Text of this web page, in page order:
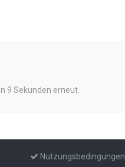
9 Sekunden erneut.
Nutzungsbedingungen